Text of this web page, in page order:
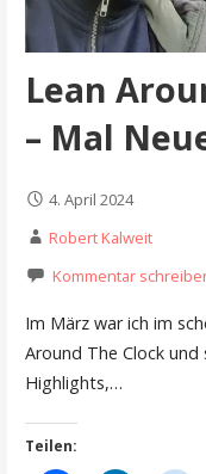
Lean
– Mal
4. April 2024
Robert Kalweit
Kommentar
Im März war ich im
Around The Clock
Highlights,…
Teilen: